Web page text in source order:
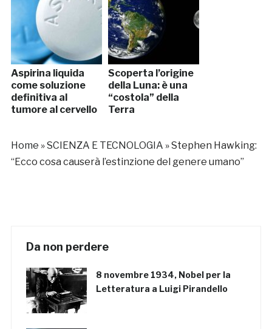
Aspirina liquida
come soluzione
definitiva al
tumore al cervello
Scoperta l’origine
della Luna: è una
“costola” della
Terra
Home »SCIENZA E TECNOLOGIA »Stephen Hawking:
“Ecco cosa causerà l’estinzione del genere umano”
Da non perdere
8 novembre 1934, Nobel per la
Letteratura a Luigi Pirandello